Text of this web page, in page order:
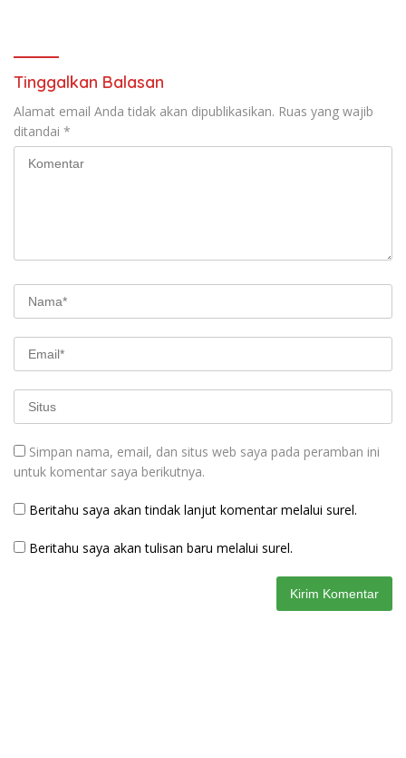
Tinggalkan Balasan
Alamat email Anda tidak akan dipublikasikan. Ruas yang wajib
ditandai *
Simpan nama, email, dan situs web saya pada peramban ini
untuk komentar saya berikutnya.
Beritahu saya akan tindak lanjut komentar melalui surel.
Beritahu saya akan tulisan baru melalui surel.